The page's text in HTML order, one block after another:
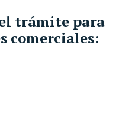
trámite para
comerciales: